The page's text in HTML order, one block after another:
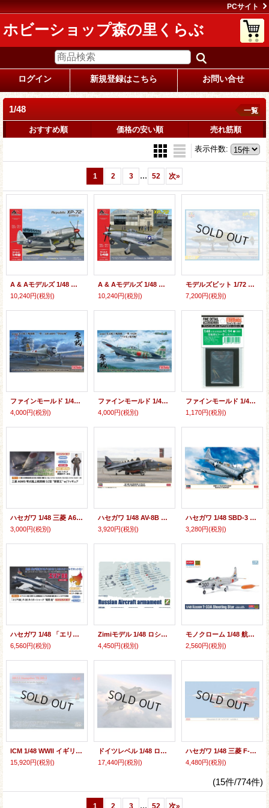
PCサイト
ホビーショップ森の里くらぶ
ログイン 新規登録はこちら お問い合せ
1/48 一覧
おすすめ順 価格の安い順 売れ筋順
表示件数:
1 2 3 ... 52 次»
A & Aモデルズ 1/48 リパブリック XP-72 #36598 試作戦闘機 (四翅プロペラ装備)【プラモデル】
10,240円(税別)
A & Aモデルズ 1/48 リパブリック XP-72 #36599 試作戦闘機 (2重反転プロペラ装備)【プラモデル】
10,240円(税別)
モデルズビット 1/72 カーチス XP-55 アセンダー試作戦闘機 1号機【プラモデル】
7,200円(税別)
ファインモールド 1/48 帝国海軍 零式艦上戦闘機二一型 （三菱製・前期型）“空母赤城”【プラモデル】
4,000円(税別)
ファインモールド 1/48 帝国海軍 零式艦上戦闘機二一型 （中島製） “ソロモン航空戦”【プラモデル】
4,000円(税別)
ファインモールド 1/48 零戦用ピトー管（2本入り）（ファインモールド製キット用）【プラモデル】
1,170円(税別)
ハセガワ 1/48 三菱 A6M5 零式艦上戦闘機 52型 “撃墜王” w/フィギュア【プラモデル】
3,000円(税別)
ハセガワ 1/48 AV-8B ハリアーII プラス “VMA-223 スペシャルマーキング”【プラモデル】
3,920円(税別)
ハセガワ 1/48 SBD-3 ドーントレス “ミッドウェー海戦”【プラモデル】
3,280円(税別)
ハセガワ 1/48 「エリア88」 F-20 タイガーシャーク “風間 真”【プラモデル】
6,560円(税別)
Zimiモデル 1/48 ロシア エアクラフト武装セット【プラモデル】
4,450円(税別)
モノクローム 1/48 航空自衛隊 T-33A ジェット練習機 “航空総隊司令部飛行隊” 【プラモデル】
2,560円(税別)
ICM 1/48 WWII イギリス軍 雷撃機 HP.52 ハンプデン TB.Mk.I【プラモデル】
15,920円(税別)
ドイツレベル 1/48 ロッキード SR-71B ブラックバード(複座型)【プラモデル】
17,440円(税別)
ハセガワ 1/48 三菱 F-2B “飛行開発実験団” w/ASM-3【プラモデル】
4,480円(税別)
(15件/774件)
1 2 3 ... 52 次»